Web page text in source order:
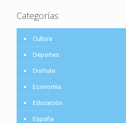
Categorías
Cultura
Deportes
Disfrute
Economía
Educación
España